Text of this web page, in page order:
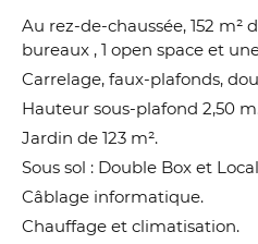
Au rez-de-chaussée, 152 m²
bureaux , 1 open space et
Carrelage, faux-plafonds,
Hauteur sous-plafond 2,50
Jardin de 123 m².
Sous sol : Double Box et
Câblage informatique.
Chauffage et climatisation.